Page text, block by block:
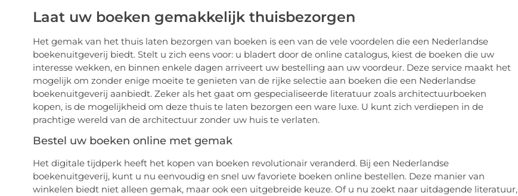
Laat uw boeken gemakkelijk thuisbezorgen
Het gemak van het thuis laten bezorgen van boeken is een van de vele voordelen die een Nederlandse
boekenuitgeverij biedt. Stelt u zich eens voor: u bladert door de online catalogus, kiest de boeken die uw
interesse wekken, en binnen enkele dagen arriveert uw bestelling aan uw voordeur. Deze service maakt het
mogelijk om zonder enige moeite te genieten van de rijke selectie aan boeken die een Nederlandse
boekenuitgeverij aanbiedt. Zeker als het gaat om gespecialiseerde literatuur zoals architectuurboeken
kopen, is de mogelijkheid om deze thuis te laten bezorgen een ware luxe. U kunt zich verdiepen in de
prachtige wereld van de architectuur zonder uw huis te verlaten.
Bestel uw boeken online met gemak
Het digitale tijdperk heeft het kopen van boeken revolutionair veranderd. Bij een Nederlandse
boekenuitgeverij, kunt u nu eenvoudig en snel uw favoriete boeken online bestellen. Deze manier van
winkelen biedt niet alleen gemak, maar ook een uitgebreide keuze. Of u nu zoekt naar uitdagende literatuur,